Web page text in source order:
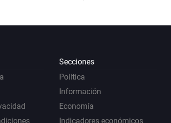
Secciones
Política
Información
Economía
Indicadores económicos